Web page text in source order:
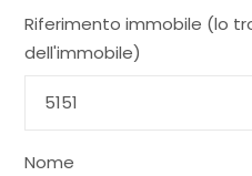
Riferimento immobile (lo
dell'immobile)
Nome